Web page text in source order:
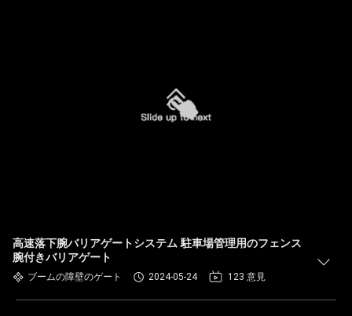
高速落下腕バリアゲートシステム 駐車場管理用のフェンス
腕付きバリアゲート
ブームの障壁のゲート 2024-05-24 123 意見